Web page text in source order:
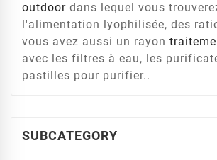
outdoor dans lequel vous
l'alimentation lyophilisée, des
vous avez aussi un rayon
avec les filtres à eau, les
pastilles pour purifier..
SUBCATEGORY